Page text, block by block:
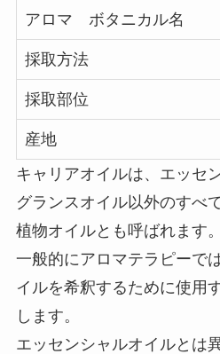
アロマ ボタニカル名
採取方法
採取部位
産地
キャリアオイルは、エッセ
グランスオイル以外のすべ
植物オイルとも呼ばれます。
一般的にアロマテラピーで
イルを希釈するために使用
します。
エッセンシャルオイルとは